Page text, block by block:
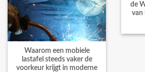
Waarom een mobiele
lastafel steeds vaker de
voorkeur krijgt in moderne
de
van